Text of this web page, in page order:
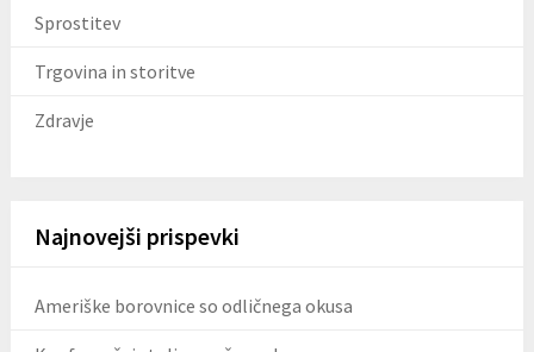
Sprostitev
Trgovina in storitve
Zdravje
Najnovejši prispevki
Ameriške borovnice so odličnega okusa